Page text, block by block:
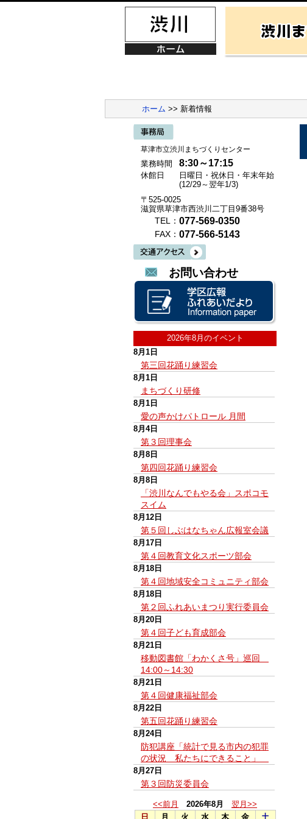
ホーム >> 新着情報
草津市立渋川まちづくりセンター
業務時間 8:30～17:15
休館日
日曜日・祝休日・年末年始
(12/29～翌年1/3)
〒525-0025
滋賀県草津市西渋川二丁目9番38号
TEL： 077-569-0350
FAX： 077-566-5143
お問い合わせ
2026年8月のイベント
8月1日
第三回花踊り練習会
8月1日
まちづくり研修
8月1日
愛の声かけパトロール 月間
8月4日
第３回理事会
8月8日
第四回花踊り練習会
8月8日
「渋川なんでもやる会」スポコモ
スイム
8月12日
第５回しぶはなちゃん広報室会議
8月17日
第４回教育文化スポーツ部会
8月18日
第４回地域安全コミュニティ部会
8月18日
第２回ふれあいまつり実行委員会
8月20日
第４回子ども育成部会
8月21日
移動図書館「わかくさ号」巡回
14:00～14:30
8月21日
第４回健康福祉部会
8月22日
第五回花踊り練習会
8月24日
防犯講座「統計で見る市内の犯罪
の状況 私たちにできること」
8月27日
第３回防災委員会
<<前月 2026年8月
翌月>>
日
月 火 水 木 金 土